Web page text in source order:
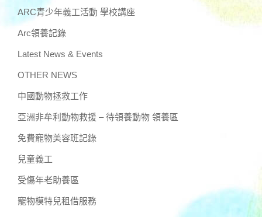
ARC青少年義工活動 學校講座
Arc領養記錄
Latest News & Events
OTHER NEWS
中國動物拯救工作
亞洲非牟利動物救援 – 待領養動物 領養區
免費寵物美容班記錄
兒童義工
受傷年老助養區
寵物模特兒租借服務